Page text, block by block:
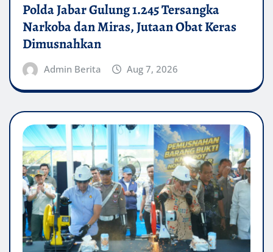
Polda Jabar Gulung 1.245 Tersangka
Narkoba dan Miras, Jutaan Obat Keras
Dimusnahkan
Admin Berita Aug 7, 2026